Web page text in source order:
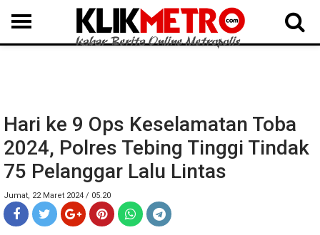
MEDAN LANGKAT DAIRI SAMOSIR TAPUT BATUBARA DELISERDANG
Hari ke 9 Ops Keselamatan Toba
2024, Polres Tebing Tinggi Tindak
75 Pelanggar Lalu Lintas
Jumat, 22 Maret 2024 / 05.20